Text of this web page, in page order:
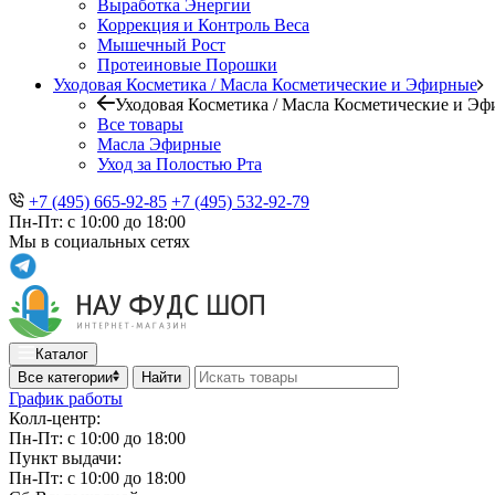
Выработка Энергии
Коррекция и Контроль Веса
Мышечный Рост
Протеиновые Порошки
Уходовая Косметика / Масла Косметические и Эфирные
Уходовая Косметика / Масла Косметические и
Все товары
Масла Эфирные
Уход за Полостью Рта
+7 (495) 665-92-85 +7 (495) 532-92-79
Пн-Пт: с 10:00 до 18:00
Мы в социальных сетях
Каталог
Все категории
Найти
График работы
Колл-центр:
Пн-Пт: с 10:00 до 18:00
Пункт выдачи:
Пн-Пт: с 10:00 до 18:00